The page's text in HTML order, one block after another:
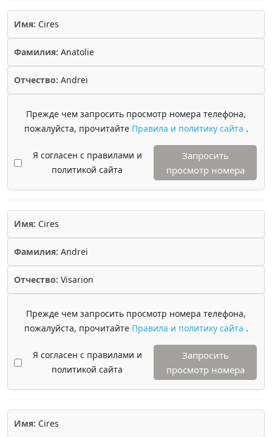
Имя: Cires
Фамилия: Anatolie
Отчество: Andrei
Прежде чем запросить просмотр номера телефона,
пожалуйста, прочитайте Правила и политику сайта .
Я согласен с правилами и
политикой сайта
Запросить
просмотр номера
Имя: Cires
Фамилия: Andrei
Отчество: Visarion
Прежде чем запросить просмотр номера телефона,
пожалуйста, прочитайте Правила и политику сайта .
Я согласен с правилами и
политикой сайта
Запросить
просмотр номера
Имя: Cires